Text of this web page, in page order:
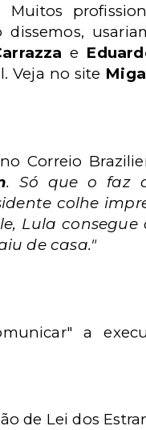
e
Veja no site
Correio
. Só que o faz
colhe
Lula
de casa."
a
de Lei dos